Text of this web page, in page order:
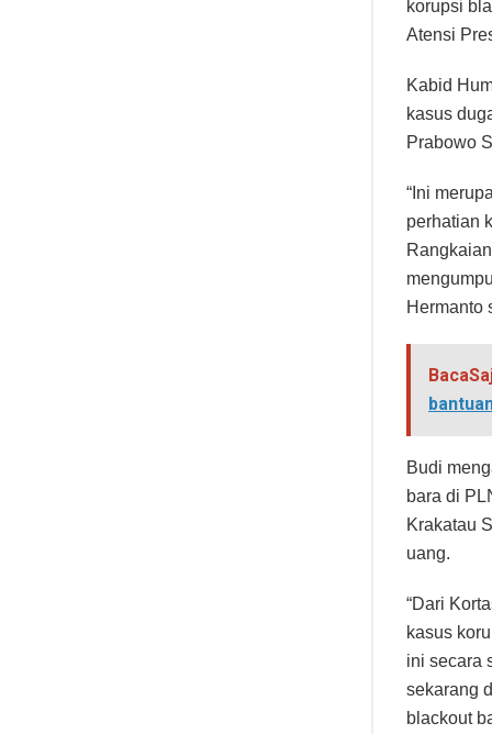
korupsi
Atensi
Kabid
kasus
Prabowo
“Ini
perhatian
Hermanto
Budi
bara di
Krakatau
uang.
“Dari
kasus
ini secara
sekarang
blackout